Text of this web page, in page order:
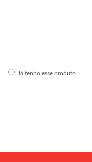
Já tenho esse produto